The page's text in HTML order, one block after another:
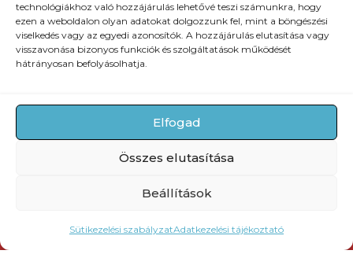
technológiákhoz való hozzájárulás lehetővé teszi számunkra, hogy
ezen a weboldalon olyan adatokat dolgozzunk fel, mint a böngészési
viselkedés vagy az egyedi azonosítók. A hozzájárulás elutasítása vagy
visszavonása bizonyos funkciók és szolgáltatások működését
hátrányosan befolyásolhatja.
Elfogad
Összes elutasítása
Beállítások
Sütikezelési szabályzatAdatkezelési tájékoztató
Sidebar